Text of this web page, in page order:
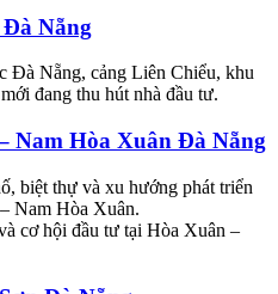
Nẵng
Đà Nẵng, cảng Liên Chiểu, khu
đang thu hút nhà đầu tư.
Nam Hòa Xuân Đà Nẵng
biệt thự và xu hướng phát triển
Nam Hòa Xuân.
cơ hội đầu tư tại Hòa Xuân –